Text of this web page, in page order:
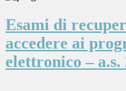
Esami di
accedere ai
elettronico – a.s.